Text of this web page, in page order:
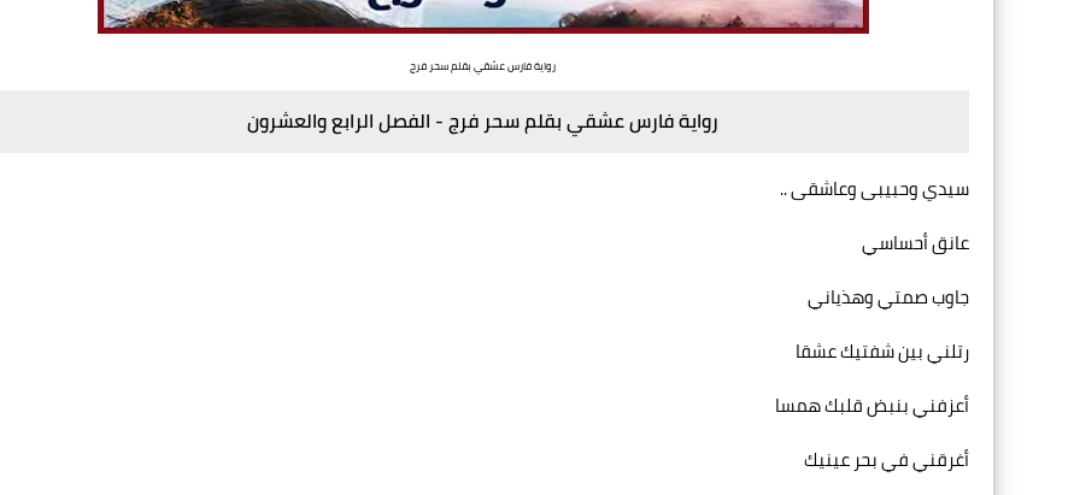
رواية فارس عشقي بقلم سحر فرج
رواية فارس عشقي بقلم سحر فرج - الفصل الرابع والعشرون
سيدي وحبيبى وعاشقى ..
عانق أحساسي
جاوب صمتي وهذياني
رتلني بين شفتيك عشقا
أعزفني بنبض قلبك همسا
أغرقني في بحر عينيك